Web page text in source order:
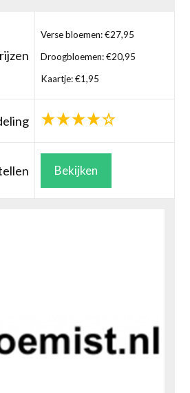
Verse bloemen: €27,95
Droogbloemen: €20,95
Kaartje: €1,95
Bekijken